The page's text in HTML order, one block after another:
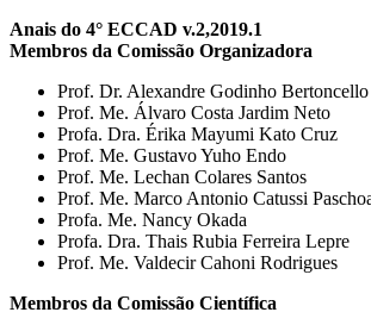
Anais do 4° ECCAD v.2,2019.1
Membros da Comissão Organizadora
Prof. Dr. Alexandre Godinho Bertoncello
Prof. Me. Álvaro Costa Jardim Neto
Profa. Dra. Érika Mayumi Kato Cruz
Prof. Me. Gustavo Yuho Endo
Prof. Me. Lechan Colares Santos
Prof. Me. Marco Antonio Catussi
Profa. Me. Nancy Okada
Profa. Dra. Thais Rubia Ferreira Lepre
Prof. Me. Valdecir Cahoni Rodrigues
Membros da Comissão Científica